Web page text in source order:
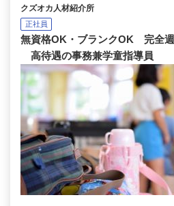
クズオカ人材紹介所
正社員
無資格OK・ブランクOK 完全週
高待遇の事務兼学童指導員